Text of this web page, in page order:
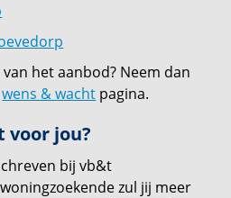
het aanbod? Neem dan
wens & wacht pagina.
voor jou?
bij vb&t
zul jij meer